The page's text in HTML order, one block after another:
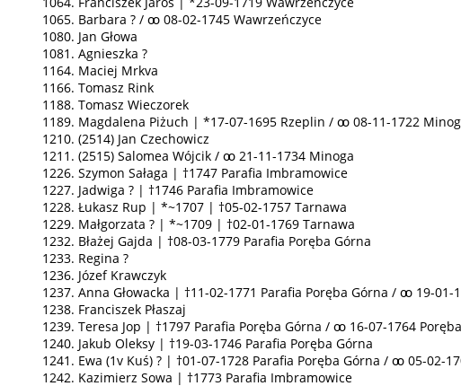
1065. Barbara ? / ꚙ 08-02-1745 Wawrzeńczyce
1080. Jan Głowa
1081. Agnieszka ?
1164. Maciej Mrkva
1166. Tomasz Rink
1188. Tomasz Wieczorek
1189. Magdalena Piżuch | *17-07-1695 Rzeplin / ꚙ 08-11-1722
1210. (2514) Jan Czechowicz
1211. (2515) Salomea Wójcik / ꚙ 21-11-1734 Minoga
1226. Szymon Sałaga | †1747 Parafia Imbramowice
1227. Jadwiga ? | †1746 Parafia Imbramowice
1228. Łukasz Rup | *~1707 | †05-02-1757 Tarnawa
1229. Małgorzata ? | *~1709 | †02-01-1769 Tarnawa
1232. Błażej Gajda | †08-03-1779 Parafia Poręba Górna
1233. Regina ?
1236. Józef Krawczyk
1237. Anna Głowacka | †11-02-1771 Parafia Poręba Górna / ꚙ 19-01-
1238. Franciszek Płaszaj
1239. Teresa Jop | †1797 Parafia Poręba Górna / ꚙ 16-07-1764
1240. Jakub Oleksy | †19-03-1746 Parafia Poręba Górna
1241. Ewa (1v Kuś) ? | †01-07-1728 Parafia Poręba Górna / ꚙ 05-02-
1242. Kazimierz Sowa | †1773 Parafia Imbramowice